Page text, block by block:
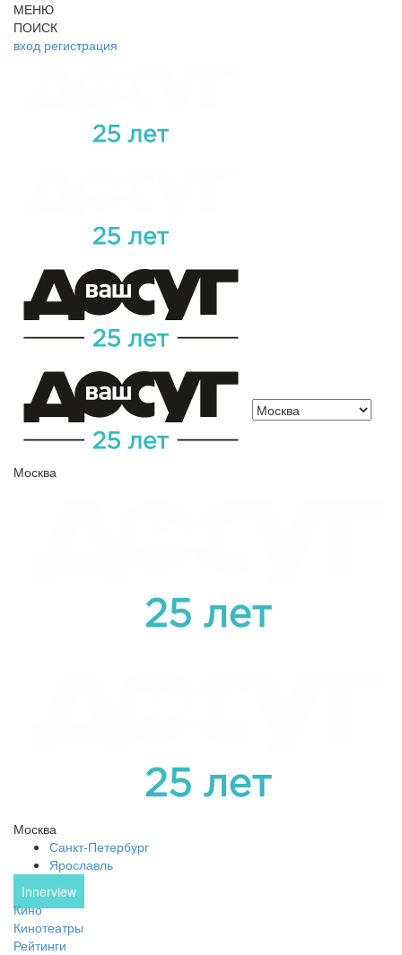
МЕНЮ
ПОИСК
вход регистрация
Москва
Москва
Санкт-Петербург
Ярославль
Innerview
Кино
Кинотеатры
Рейтинги